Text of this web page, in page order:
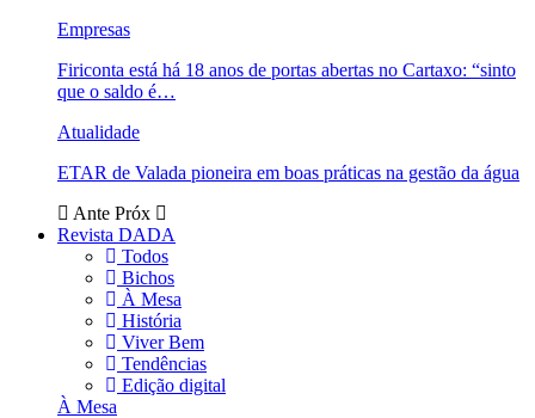
Empresas
Firiconta está há 18 anos de portas abertas no Cartaxo: “sinto
que o saldo é…
Atualidade
ETAR de Valada pioneira em boas práticas na gestão da água
Ante Próx
Revista DADA
Todos
Bichos
À Mesa
História
Viver Bem
Tendências
Edição digital
À Mesa